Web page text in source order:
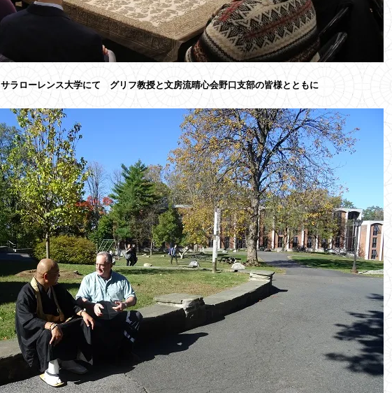
サラローレンス大学にて グリフ教授と文房流晴心会野口支部の皆様とともに